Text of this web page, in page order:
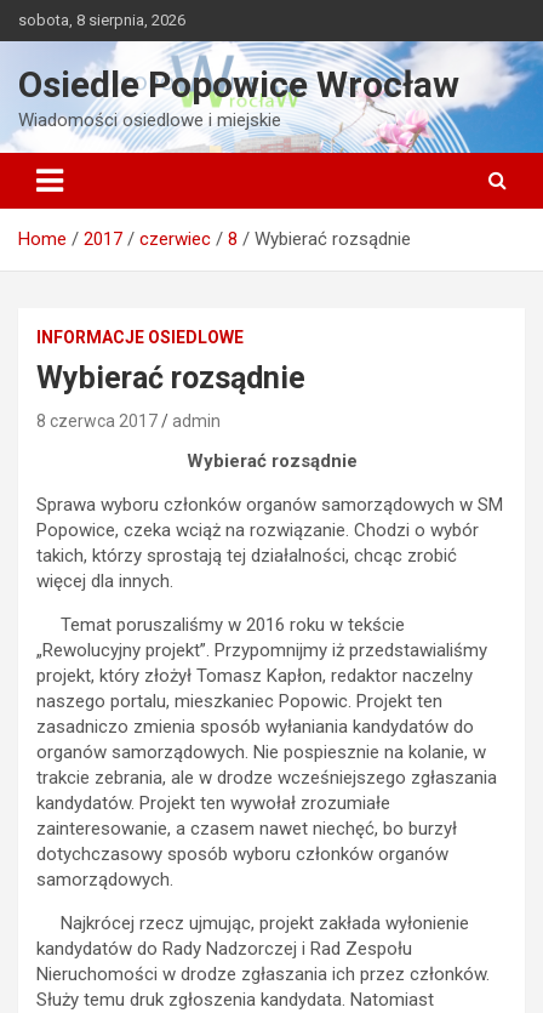
to
sobota, 8 sierpnia, 2026
Osiedle Popowice Wrocław
Wiadomości osiedlowe i miejskie
Home 2017 czerwiec 8 Wybierać rozsądnie
INFORMACJE OSIEDLOWE
Wybierać rozsądnie
8 czerwca 2017 admin
Wybierać rozsądnie
Sprawa wyboru członków organów samorządowych w SM
Popowice, czeka wciąż na rozwiązanie. Chodzi o wybór
takich, którzy sprostają tej działalności, chcąc zrobić
więcej dla innych.
Temat poruszaliśmy w 2016 roku w tekście
„Rewolucyjny projekt”. Przypomnijmy iż przedstawialiśmy
projekt, który złożył Tomasz Kapłon, redaktor naczelny
naszego portalu, mieszkaniec Popowic. Projekt ten
zasadniczo zmienia sposób wyłaniania kandydatów do
organów samorządowych. Nie pospiesznie na kolanie, w
trakcie zebrania, ale w drodze wcześniejszego zgłaszania
kandydatów. Projekt ten wywołał zrozumiałe
zainteresowanie, a czasem nawet niechęć, bo burzył
dotychczasowy sposób wyboru członków organów
samorządowych.
Najkrócej rzecz ujmując, projekt zakłada wyłonienie
kandydatów do Rady Nadzorczej i Rad Zespołu
Nieruchomości w drodze zgłaszania ich przez członków.
Służy temu druk zgłoszenia kandydata. Natomiast